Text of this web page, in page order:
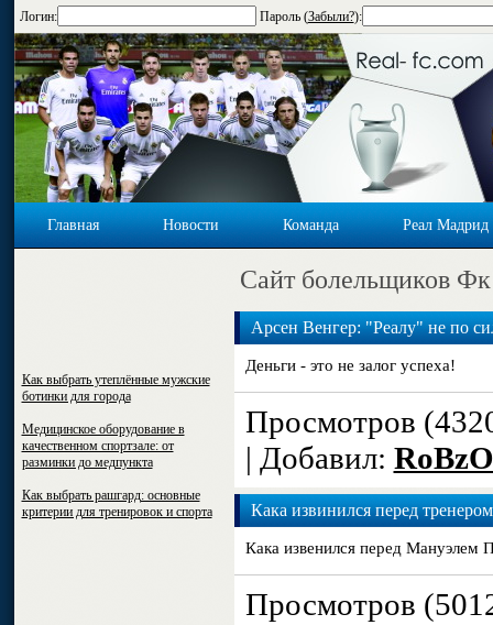
Логин: Пароль (Забыли?):
Главная Новости Команда Реал Мадрид
Cайт болельщиков
Как выбрать утеплённые мужские
ботинки для города
Медицинское оборудование в
качественном спортзале: от
разминки до медпункта
Как выбрать рашгард: основные
критерии для тренировок и спорта
Арсен Венгер: "Реалу" не по
Деньги - это не залог успеха!
Просмотров
| Добавил:
Кака извинился перед тренером
Кака извенился перед Мануэлем
Просмотров